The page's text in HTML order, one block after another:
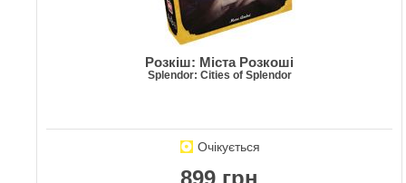
Розкіш: Міста Розкоші
Splendor: Cities of Splendor
Очікується